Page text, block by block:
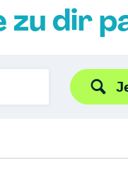
zu dir